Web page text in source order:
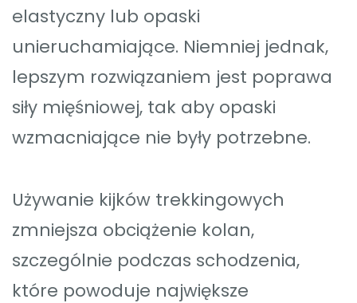
elastyczny lub opaski
unieruchamiające. Niemniej jednak,
lepszym rozwiązaniem jest poprawa
siły mięśniowej, tak aby opaski
wzmacniające nie były potrzebne.
Używanie kijków trekkingowych
zmniejsza obciążenie kolan,
szczególnie podczas schodzenia,
które powoduje największe